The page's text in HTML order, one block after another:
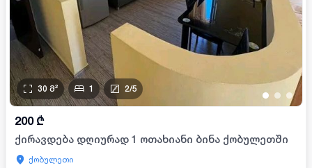
• • •
30 მ² 1 2/5
200 ₾
ქირავდება დღიურად 1 ოთახიანი ბინა ქობულეთში
ქობულეთი